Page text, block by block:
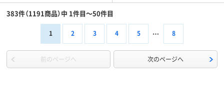
383件（1191商品）中 1件目～50件目
1 2 3 4 5 8
前のページへ 次のページへ